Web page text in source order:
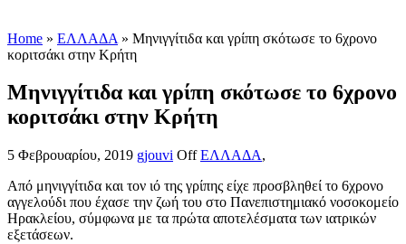
Home » ΕΛΛΑΔΑ » Μηνιγγίτιδα και γρίπη σκότωσε το 6χρονο
κοριτσάκι στην Κρήτη
Μηνιγγίτιδα και γρίπη σκότωσε το 6χρονο
κοριτσάκι στην Κρήτη
5 Φεβρουαρίου, 2019 gjouvi Off ΕΛΛΑΔΑ,
Από μηνιγγίτιδα και τον ιό της γρίπης είχε προσβληθεί το 6χρονο
αγγελούδι που έχασε την ζωή του στο Πανεπιστημιακό νοσοκομείο
Ηρακλείου, σύμφωνα με τα πρώτα αποτελέσματα των ιατρικών
εξετάσεων.